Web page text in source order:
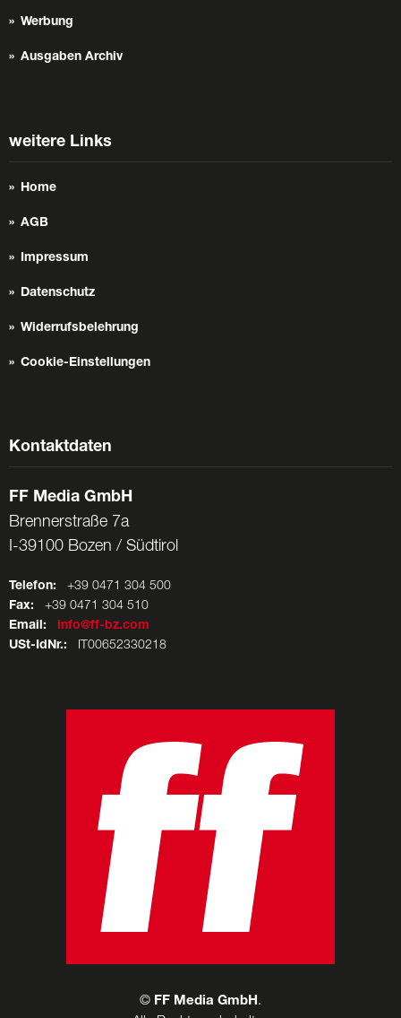
Werbung
Ausgaben Archiv
weitere Links
Home
AGB
Impressum
Datenschutz
Widerrufsbelehrung
Cookie-Einstellungen
Kontaktdaten
FF Media GmbH
Brennerstraße 7a
I-39100 Bozen / Südtirol
Telefon: +39 0471 304 500
Fax: +39 0471 304 510
Email:
info@ff-bz.com
USt-IdNr.: IT00652330218
© FF Media GmbH .